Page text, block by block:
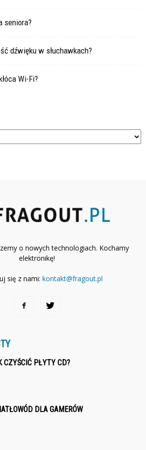
seniora?
dźwięku w słuchawkach?
Wi-Fi?
o nowych technologiach. Kochamy
elektronikę!
się z nami: kontakt@fragout.pl
CZYŚCIĆ PŁYTY CD?
DLA GAMERÓW